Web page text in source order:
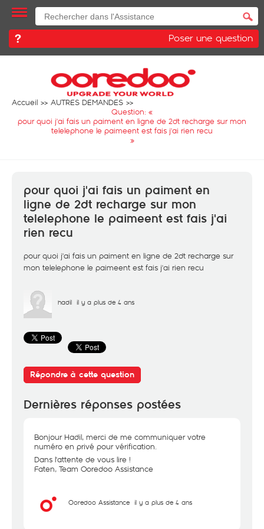
Poser une question
Accueil
AUTRES DEMANDES
Question: «
pour quoi j'ai fais un paiment en ligne de 2dt recharge sur mon
telelephone le paimeent est fais j'ai rien recu
»
pour quoi j'ai fais un paiment en
ligne de 2dt recharge sur mon
telelephone le paimeent est fais j'ai
rien recu
pour quoi j'ai fais un paiment en ligne de 2dt recharge sur
mon telelephone le paimeent est fais j'ai rien recu
hadil il y a plus de 4 ans
Répondre à cette question
Dernières réponses postées
Bonjour Hadil, merci de me communiquer votre
numéro en privé pour vérification.
Dans l'attente de vous lire !
Faten, Team Ooredoo Assistance
Ooredoo Assistance il y a plus de 4 ans